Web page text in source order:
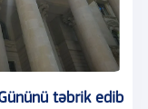
təbrik edib